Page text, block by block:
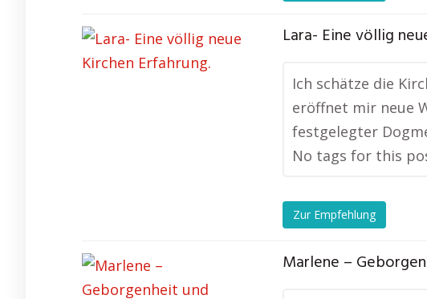
Lara- Eine völlig
Ich schätze die
eröffnet mir neue
festgelegter
No tags for this
Zur Empfehlung
Marlene –